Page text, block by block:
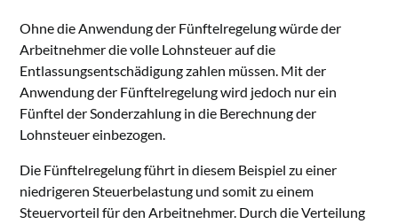
Ohne die Anwendung der Fünftelregelung würde der
Arbeitnehmer die volle Lohnsteuer auf die
Entlassungsentschädigung zahlen müssen. Mit der
Anwendung der Fünftelregelung wird jedoch nur ein
Fünftel der Sonderzahlung in die Berechnung der
Lohnsteuer einbezogen.
Die Fünftelregelung führt in diesem Beispiel zu einer
niedrigeren Steuerbelastung und somit zu einem
Steuervorteil für den Arbeitnehmer. Durch die Verteilung